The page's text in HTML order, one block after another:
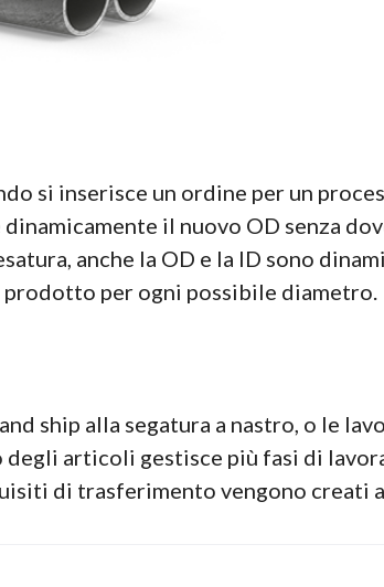
si inserisce un ordine per un
il nuovo OD senza
anche la OD e la ID sono
per ogni possibile diametro.
ship alla segatura a nastro, o le
articoli gestisce più fasi di
di trasferimento vengono creati